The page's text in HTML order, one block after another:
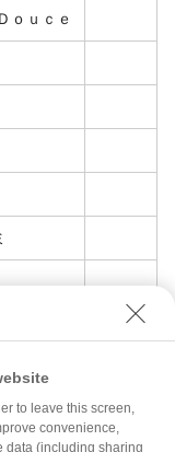
ｏｕｃｅ
坂店
店to leave this screen,
convenience,
data (including sharing